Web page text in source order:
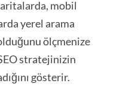
mobil
yerel arama
ölçmenize
stratejinizin
gösterir.